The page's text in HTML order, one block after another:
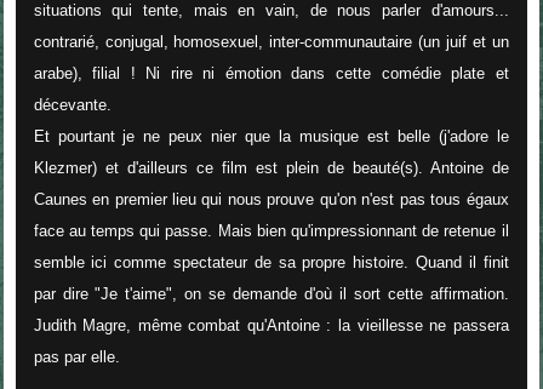
situations qui tente, mais en vain, de nous parler d'amours...
contrarié, conjugal, homosexuel, inter-communautaire (un juif et un
arabe), filial ! Ni rire ni émotion dans cette comédie plate et
décevante.
Et pourtant je ne peux nier que la musique est belle (j'adore le
Klezmer) et d'ailleurs ce film est plein de beauté(s). Antoine de
Caunes en premier lieu qui nous prouve qu'on n'est pas tous égaux
face au temps qui passe. Mais bien qu'impressionnant de retenue il
semble ici comme spectateur de sa propre histoire. Quand il finit
par dire "Je t'aime", on se demande d'où il sort cette affirmation.
Judith Magre, même combat qu'Antoine : la vieillesse ne passera
pas par elle.